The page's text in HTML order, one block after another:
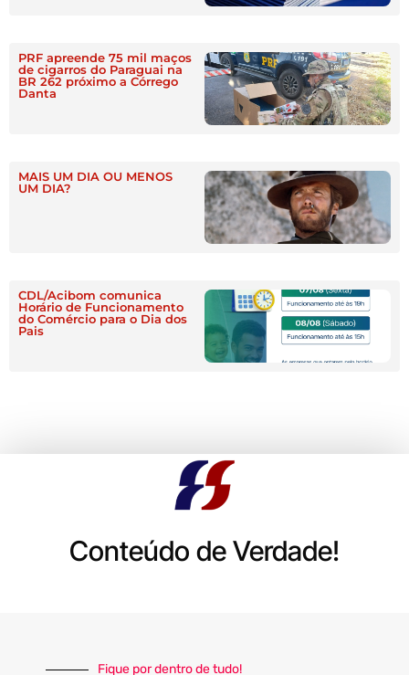
PRF apreende 75 mil maços
de cigarros do Paraguai na
BR 262 próximo a Córrego
Danta
MAIS UM DIA OU MENOS
UM DIA?
CDL/Acibom comunica
Horário de Funcionamento
do Comércio para o Dia dos
Pais
Conteúdo de Verdade!
Fique por dentro de tudo!